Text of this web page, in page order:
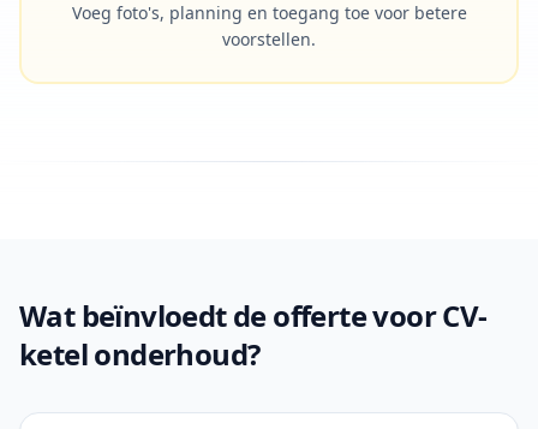
Voeg foto's, planning en toegang toe voor betere
voorstellen.
Wat beïnvloedt de offerte voor CV-
ketel onderhoud?